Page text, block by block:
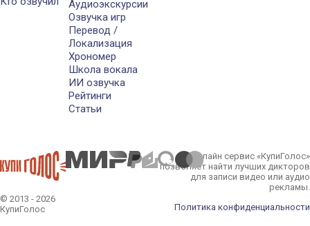
Аудиоэкскурсии
Озвучка игр
Перевод /
Локализация
Хрономер
Школа вокала
ИИ озвучка
Рейтинги
Статьи
© 2013 - 2026
КупиГолос
Онлайн сервис «КупиГолос»
позволяет найти лучших дикторов
для записи видео или аудио
рекламы.
Политика конфиденциальности